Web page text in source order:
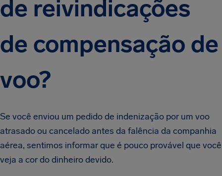
de reivindicações
de compensação de
voo?
Se você enviou um pedido de indenização por um voo
atrasado ou cancelado antes da falência da companhia
aérea, sentimos informar que é pouco provável que você
veja a cor do dinheiro devido.